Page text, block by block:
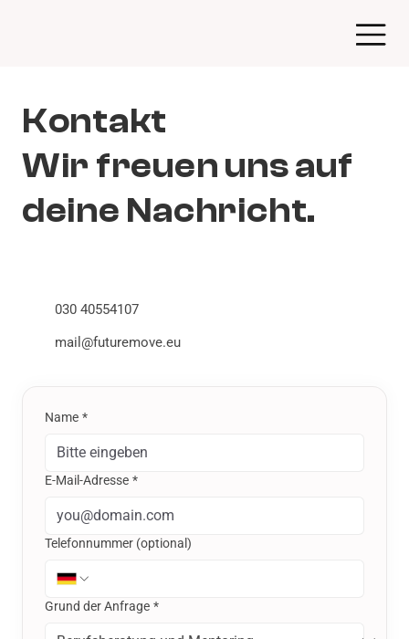
Kontakt
Wir freuen
uns auf deine
Name
Kontakt
Wir freuen uns auf
deine Nachricht.
030 40554107
mail@futuremove.eu
Name *
E-Mail-Adresse *
Telefonnummer (optional)
Grund der Anfrage *